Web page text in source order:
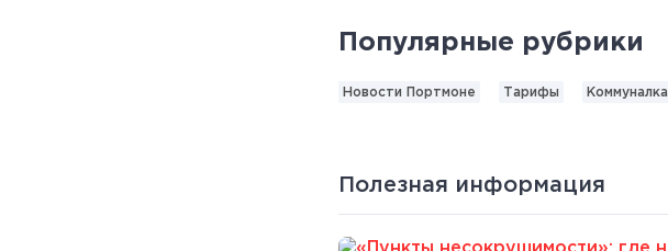
Популярные рубрики
Новости Портмоне Тарифы Коммуналка
Полезная информация